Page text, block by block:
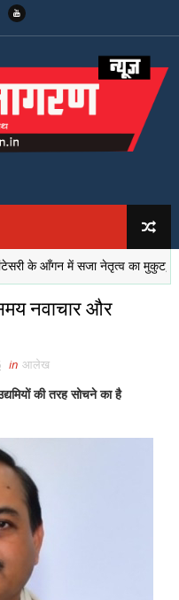
आँगन में सजा नेतृत्व का मुकुट, नई
नवाचार और
in आलेख
की तरह सोचने का है